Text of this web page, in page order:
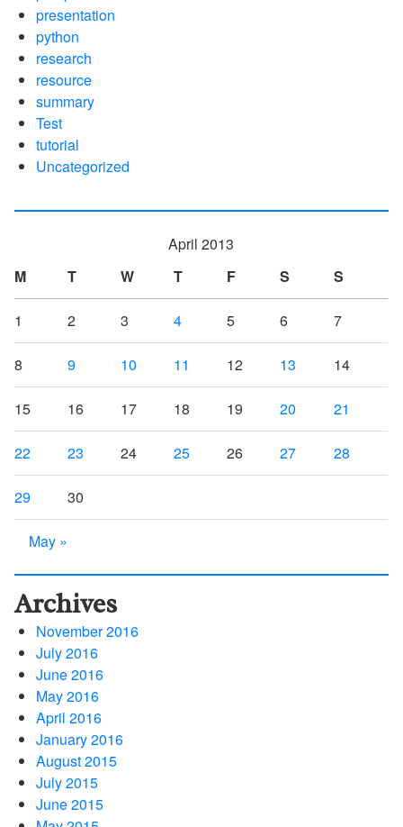
presentation
python
research
resource
summary
Test
tutorial
Uncategorized
April 2013
M
T W T F S S
1 2 3 4 5 6 7
8 9 10 11 12 13 14
15 16 17 18 19 20 21
22 23 24 25 26 27 28
29 30
May »
Archives
November 2016
July 2016
June 2016
May 2016
April 2016
January 2016
August 2015
July 2015
June 2015